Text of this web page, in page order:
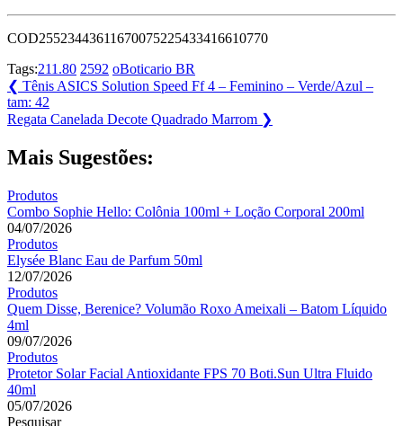
COD25523443611670075225433416610770
Tags:211.80 2592 oBoticario BR
Navegação
de
❮ Previous
Post:
Tênis ASICS Solution Speed Ff 4 – Feminino – Verde/Azul –
tam: 42
Next
Regata Canelada Decote Quadrado Marrom ❯
Mais Sugestões:
Produtos
Combo Sophie Hello: Colônia 100ml + Loção Corporal 200ml
04/07/2026
Produtos
Elysée Blanc Eau de Parfum 50ml
12/07/2026
Produtos
Quem Disse, Berenice? Volumão Roxo Ameixali – Batom Líquido
4ml
09/07/2026
Produtos
Protetor Solar Facial Antioxidante FPS 70 Boti.Sun Ultra Fluido
40ml
05/07/2026
Pesquisar